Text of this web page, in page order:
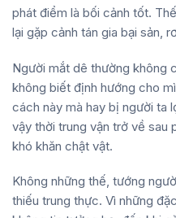
phát điểm là bối cảnh tốt.
lại gặp cảnh tán gia bại sản,
Người mắt dê thường không
không biết định hướng cho
cách này mà hay bị người ta
vậy thời trung vận trở về sau
khó khăn chật vật.
Không những thế, tướng
thiếu trung thực. Vì những